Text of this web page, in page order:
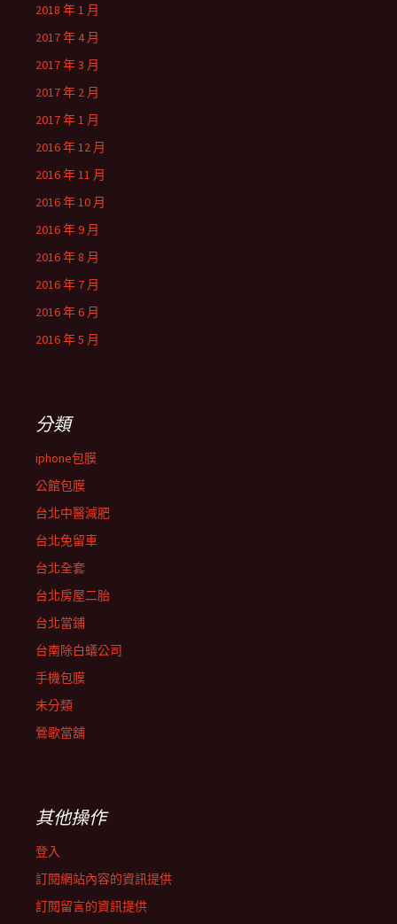
2018 年 1 月
2017 年 4 月
2017 年 3 月
2017 年 2 月
2017 年 1 月
2016 年 12 月
2016 年 11 月
2016 年 10 月
2016 年 9 月
2016 年 8 月
2016 年 7 月
2016 年 6 月
2016 年 5 月
分類
iphone包膜
公館包膜
台北中醫減肥
台北免留車
台北全套
台北房屋二胎
台北當鋪
台南除白蟻公司
手機包膜
未分類
鶯歌當舖
其他操作
登入
訂閱網站內容的資訊提供
訂閱留言的資訊提供